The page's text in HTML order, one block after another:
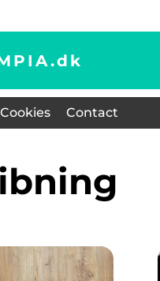
dk
Cookies Contact